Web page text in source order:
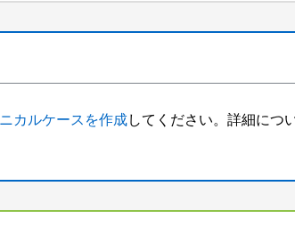
カルケースを作成してください。詳細につ